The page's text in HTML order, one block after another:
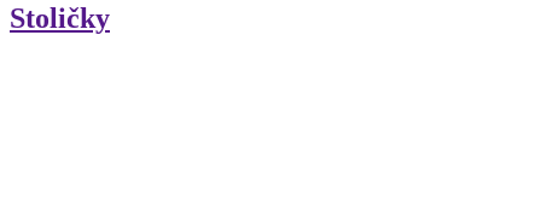
Stoličky